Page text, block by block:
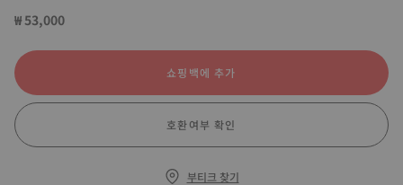
₩ 53,000
쇼핑백에 추가
호환여부 확인
부티크 찾기